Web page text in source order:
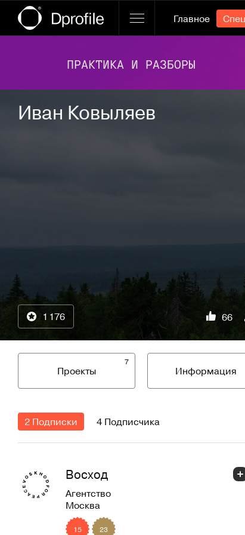
Главное
Иван Ковыляев
1 176 66
7
Проекты Информация
2 Подписки 4 Подписчика
Восход
Агентство
Москва
15 23